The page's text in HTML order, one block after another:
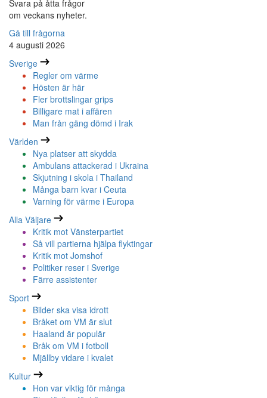
Svara på åtta frågor
om veckans nyheter.
Gå till frågorna
4 augusti 2026
Sverige
Regler om värme
Hösten är här
Fler brottslingar grips
Billigare mat i affären
Man från gäng dömd i Irak
Världen
Nya platser att skydda
Ambulans attackerad i Ukraina
Skjutning i skola i Thailand
Många barn kvar i Ceuta
Varning för värme i Europa
Alla Väljare
Kritik mot Vänsterpartiet
Så vill partierna hjälpa flyktingar
Kritik mot Jomshof
Politiker reser i Sverige
Färre assistenter
Sport
Bilder ska visa idrott
Bråket om VM är slut
Haaland är populär
Bråk om VM i fotboll
Mjällby vidare i kvalet
Kultur
Hon var viktig för många